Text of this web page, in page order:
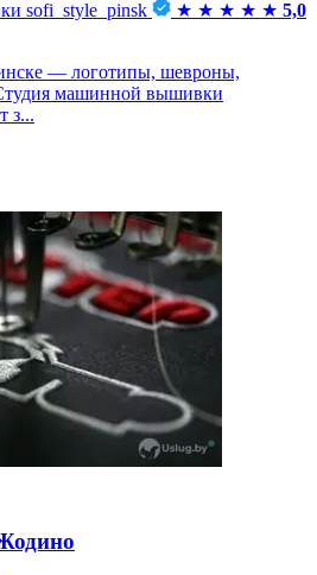
sofi_style_pinsk ★ ★ ★ ★ ★ 5,0
— логотипы, шевроны,
машинной вышивки
з...